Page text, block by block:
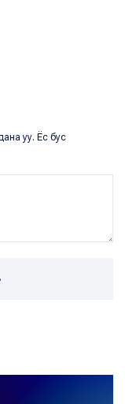
уу. Ёс бус